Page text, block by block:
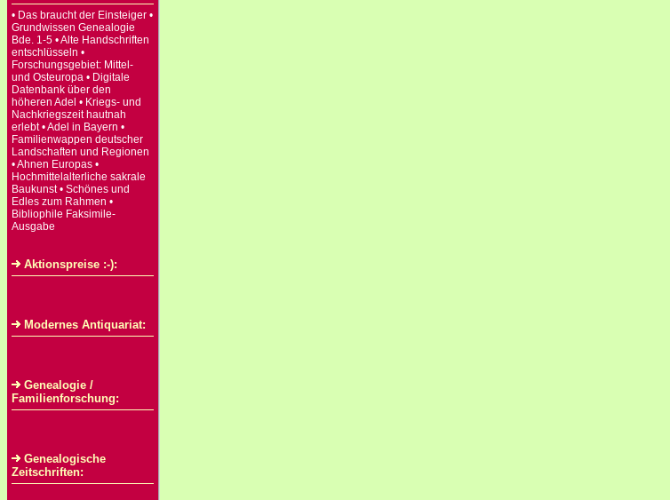
• Das braucht der Einsteiger •
Grundwissen Genealogie
Bde. 1-5 • Alte Handschriften
entschlüsseln •
Forschungsgebiet: Mittel-
und Osteuropa • Digitale
Datenbank über den
höheren Adel • Kriegs- und
Nachkriegszeit hautnah
erlebt • Adel in Bayern •
Familienwappen deutscher
Landschaften und Regionen
• Ahnen Europas •
Hochmittelalterliche sakrale
Baukunst • Schönes und
Edles zum Rahmen •
Bibliophile Faksimile-
Ausgabe
Aktionspreise :-):
Modernes Antiquariat:
Genealogie /
Familienforschung:
Genealogische
Zeitschriften: